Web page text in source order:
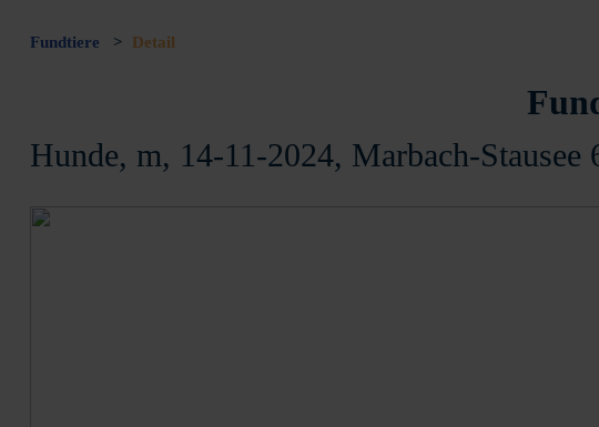
Fundtiere > Detail
Hunde, m, 14-11-2024, Marbach-Stausee